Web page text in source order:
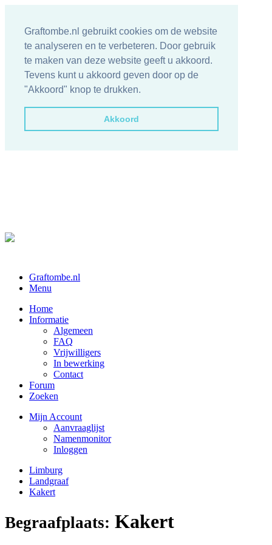
Graftombe.nl gebruikt cookies om de website
te analyseren en te verbeteren. Door gebruik
te maken van deze website geeft u akkoord.
Tevens kunt u akkoord geven door op de
"Akkoord" knop te drukken.
Akkoord
Graftombe.nl
Menu
Home
Informatie
Algemeen
FAQ
Vrijwilligers
In bewerking
Contact
Forum
Zoeken
Mijn Account
Aanvraaglijst
Namenmonitor
Inloggen
Limburg
Landgraaf
Kakert
Begraafplaats: Kakert